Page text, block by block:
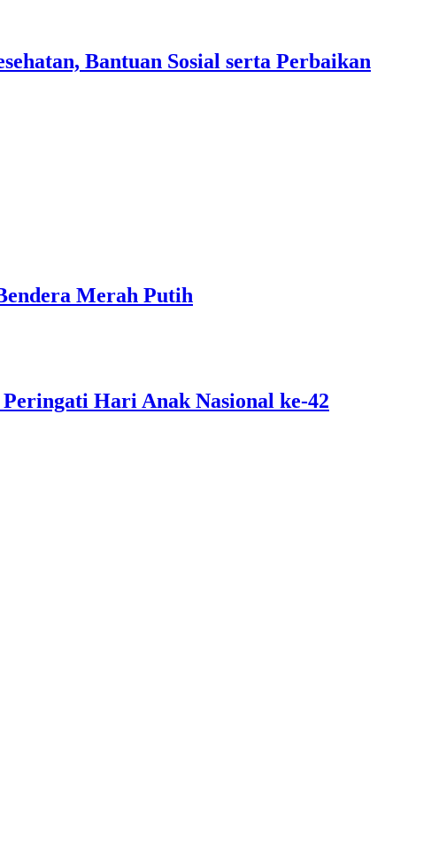
Bantuan Sosial serta Perbaikan
Merah Putih
Hari Anak Nasional ke-42